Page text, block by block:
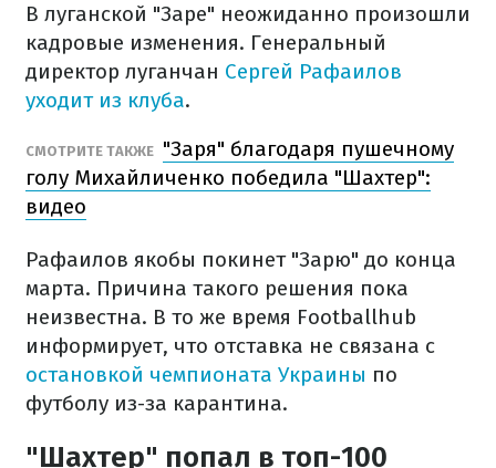
В луганской "Заре" неожиданно произошли
кадровые изменения. Генеральный
директор луганчан Сергей Рафаилов
уходит из клуба.
СМОТРИТЕ ТАКЖЕ "Заря" благодаря пушечному
голу Михайличенко победила "Шахтер":
видео
Рафаилов якобы покинет "Зарю" до конца
марта. Причина такого решения пока
неизвестна. В то же время Footballhub
информирует, что отставка не связана с
остановкой чемпионата Украины по
футболу из-за карантина.
"Шахтер" попал в топ-100